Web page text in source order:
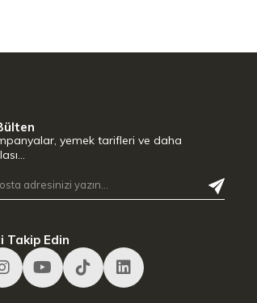
yemek tarifleri ve daha
Takip Edin